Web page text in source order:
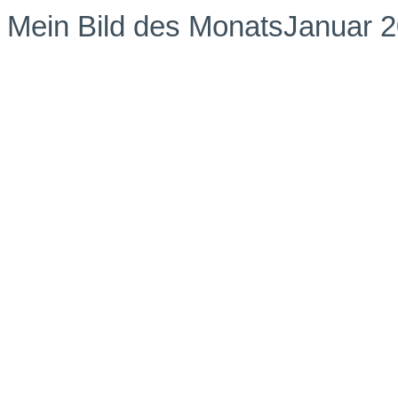
Mein Bild des MonatsJanuar